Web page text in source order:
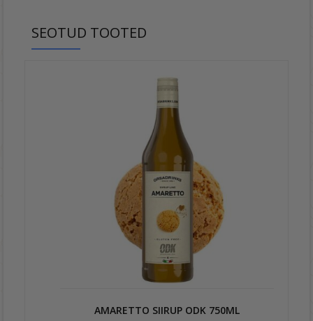
SEOTUD TOOTED
AMARETTO SIIRUP ODK 750ML